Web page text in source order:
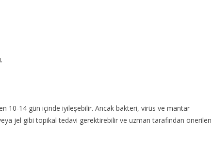
10-14 gün içinde iyileşebilir. Ancak bakteri, virüs ve mantar
jel gibi topikal tedavi gerektirebilir ve uzman tarafından önerilen